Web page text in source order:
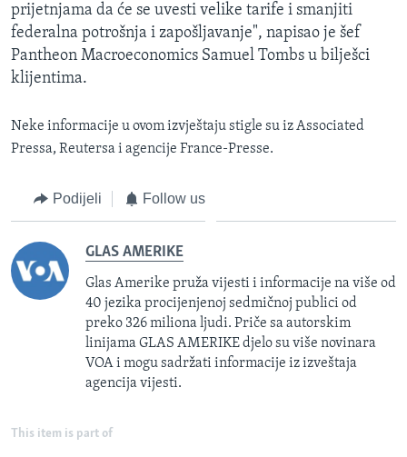
prijetnjama da će se uvesti velike tarife i smanjiti
federalna potrošnja i zapošljavanje", napisao je šef
Pantheon Macroeconomics Samuel Tombs u bilješci
klijentima.
Neke informacije u ovom izvještaju stigle su iz Associated
Pressa, Reutersa i agencije France-Presse.
Podijeli Follow us
GLAS AMERIKE
Glas Amerike pruža vijesti i informacije na više od
40 jezika procijenjenoj sedmičnoj publici od
preko 326 miliona ljudi. Priče sa autorskim
linijama GLAS AMERIKE djelo su više novinara
VOA i mogu sadržati informacije iz izveštaja
agencija vijesti.
This item is part of